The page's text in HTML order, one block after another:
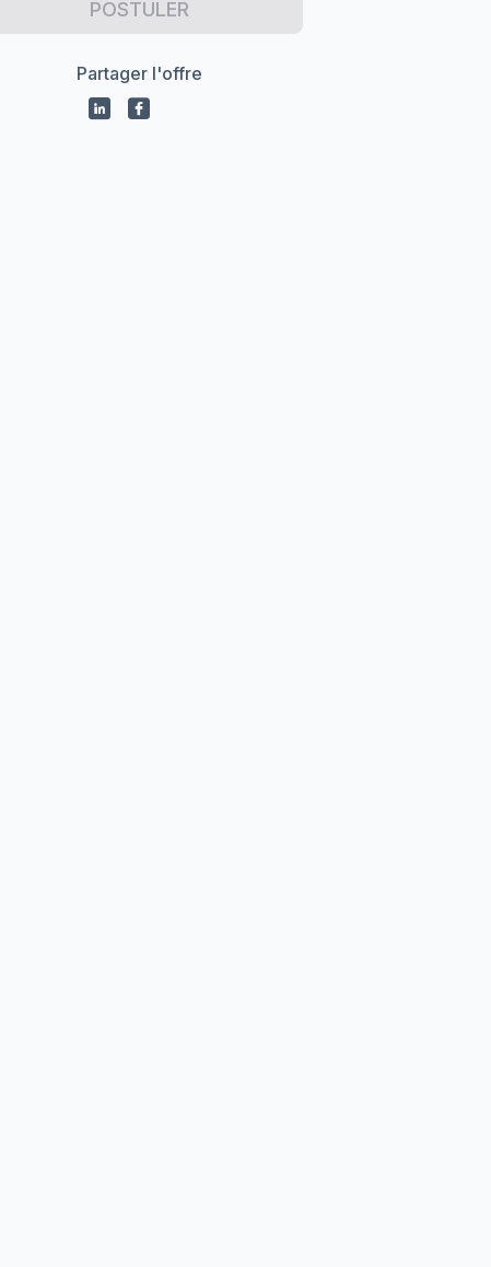
POSTULER
Partager l'offre